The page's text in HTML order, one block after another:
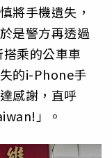
將手機遺失，
是警方再透過
乘的公車車
的i-Phone手
感謝，直呼
」。